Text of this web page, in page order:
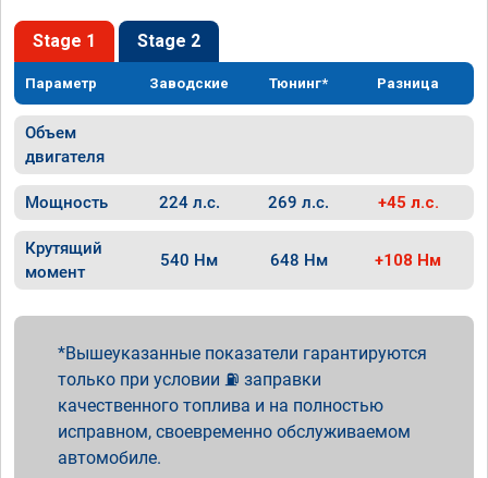
Stage 1 Stage 2
Параметр Заводские Тюнинг* Разница
Объем
двигателя
Мощность 224 л.с. 269 л.с. +45 л.с.
Крутящий
момент
540 Нм 648 Нм +108 Нм
Вышеуказанные показатели гарантируются
только при условии ⛽ заправки
качественного топлива и на полностью
исправном, своевременно обслуживаемом
автомобиле.